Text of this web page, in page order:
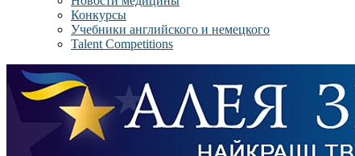
Конкурсы
Учебники английского и немецкого
Talent Competitions